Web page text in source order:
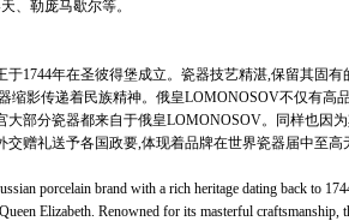
、勒庞马歇尔等。
于1744年在圣彼得堡成立。瓷器技艺精湛,保留其固
缩影传递着民族精神。俄皇LOMONOSOV不仅有高
大部分瓷器都来自于俄皇LOMONOSOV。同样也因
赠礼送予各国政要,体现着品牌在世界瓷器届中至高
porcelain brand with a rich heritage dating back to
Elizabeth. Renowned for its masterful craftsmanship,